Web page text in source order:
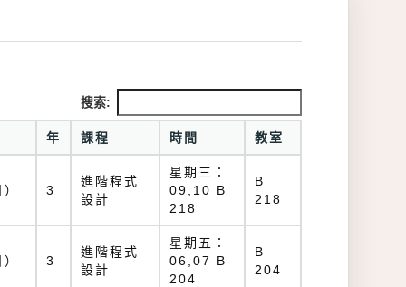
搜索:
年 課程 時間 教室
3
進階程式
設計
星期三：
09,10 B
218
B
218
3
進階程式
設計
星期五：
06,07 B
204
B
204